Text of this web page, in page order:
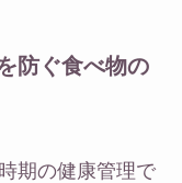
防ぐ食べ物の
期の健康管理で